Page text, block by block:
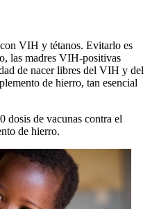
VIH y tétanos. Evitarlo es
las madres VIH-positivas
de nacer libres del VIH y del
de hierro, tan esencial
de vacunas contra el
de hierro.